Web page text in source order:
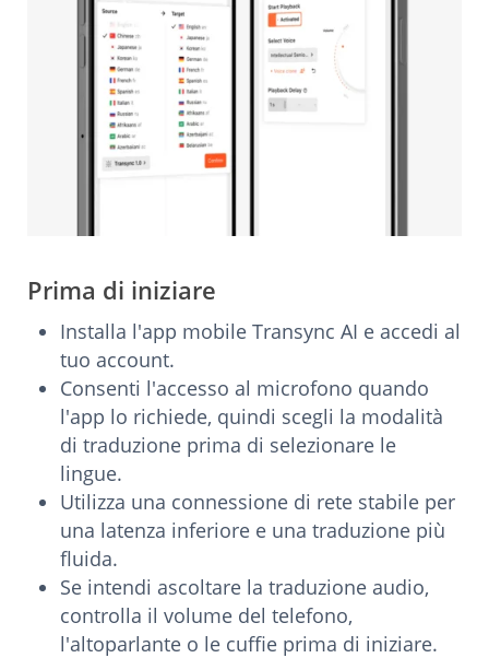
Prima di iniziare
Installa l'app mobile Transync AI e accedi al
tuo account.
Consenti l'accesso al microfono quando
l'app lo richiede, quindi scegli la modalità
di traduzione prima di selezionare le
lingue.
Utilizza una connessione di rete stabile per
una latenza inferiore e una traduzione più
fluida.
Se intendi ascoltare la traduzione audio,
controlla il volume del telefono,
l'altoparlante o le cuffie prima di iniziare.